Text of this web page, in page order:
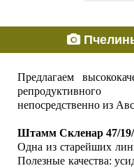
Предлагаем
непосредственно из
Штамм Скленар 47/
Одна из старейших
Полезные качества: